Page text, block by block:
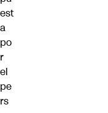
est
a
po
r
el
pe
rs